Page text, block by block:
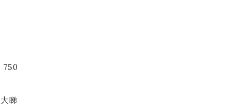
睇